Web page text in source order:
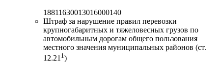
18811630013016000140
Штраф за нарушение правил перевозки
крупногабаритных и тяжеловесных грузов по
автомобильным дорогам общего пользования
местного значения муниципальных районов (ст.
12.211)